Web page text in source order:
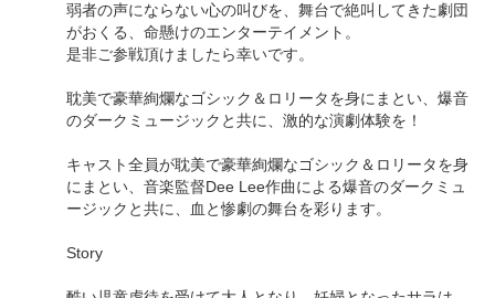
弱者の声にならない心の叫びを、舞台で絶叫してきた劇団
がおくる、命懸けのエンターテイメント。
是非ご参戦頂けましたら幸いです。
耽美で豪華絢爛なゴシック＆ロリータを身にまとい、爆音
のダークミュージックと共に、激的な演劇体験を！
キャスト全員が耽美で豪華絢爛なゴシック＆ロリータを身
にまとい、音楽監督Dee Lee作曲による爆音のダークミュ
ージックと共に、血と惨劇の舞台を彩ります。
Story